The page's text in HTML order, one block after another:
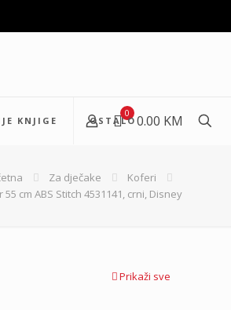
KNJIGE OSTALO
0 0.00 KM
Za dječake
Koferi
55 cm ABS Stitch 4531141, crni, Disney
Prikaži sve